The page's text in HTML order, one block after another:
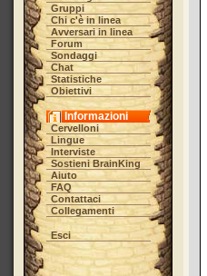
Gruppi
Chi c'è in linea
Avversari in linea
Forum
Sondaggi
Chat
Statistiche
Obiettivi
Informazioni
Cervelloni
Lingue
Interviste
Sostieni BrainKing
Aiuto
FAQ
Contattaci
Collegamenti
Esci